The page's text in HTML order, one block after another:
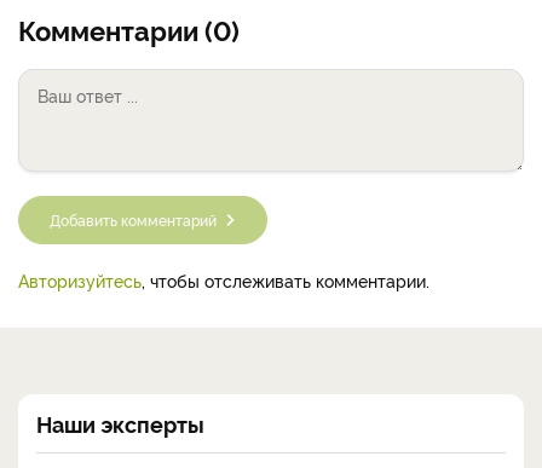
Комментарии (0)
Добавить комментарий
Авторизуйтесь, чтобы отслеживать комментарии.
Наши эксперты